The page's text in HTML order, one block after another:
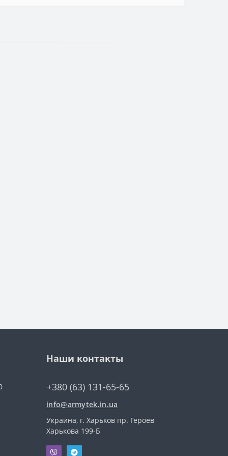
Наши контакты
+380 (63) 131-65-65
info@armytek.in.ua
Украина, г. Харьков пр. Героев
Харькова 199-Б